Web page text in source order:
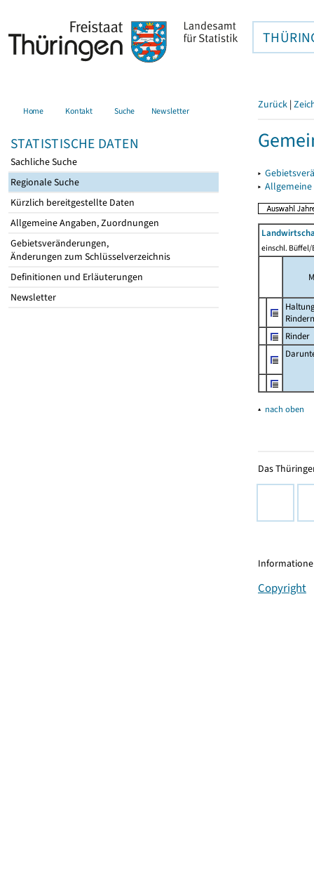
Home Kontakt Suche Newsletter
STATISTISCHE DATEN
Sachliche Suche
Regionale Suche
Kürzlich bereitgestellte Daten
Allgemeine Angaben, Zuordnungen
Gebietsveränderungen,
Änderungen zum Schlüsselverzeichnis
Definitionen und Erläuterungen
Newsletter
Zurück |
▸
▸
einschl. Büffel/
Rindern
Rinder
▴ nach oben
Das
Copyright